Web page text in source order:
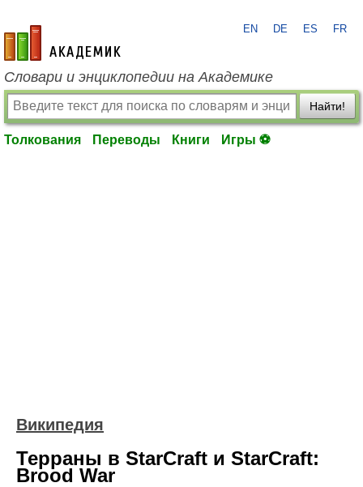
academic.ru
EN DE ES FR
Словари и энциклопедии на Академике
Найти!
Толкования Переводы Книги Игры ⚽
Википедия
Терраны в StarCraft и StarCraft:
Brood War